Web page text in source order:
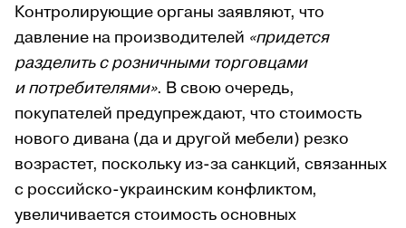
Контролирующие органы заявляют, что
давление на производителей «придется
разделить с розничными торговцами
и потребителями». В свою очередь,
покупателей предупреждают, что стоимость
нового дивана (да и другой мебели) резко
возрастет, поскольку из-за санкций, связанных
с российско-украинским конфликтом,
увеличивается стоимость основных